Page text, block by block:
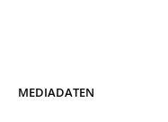
MEDIADATEN